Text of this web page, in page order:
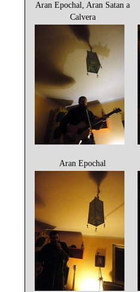
Aran Epochal, Aran Satan a
Calvera
Aran Epochal